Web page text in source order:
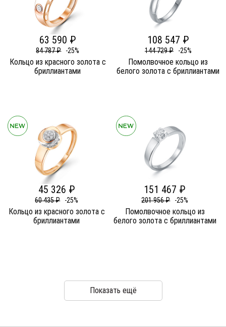
63 590 ₽
84 787 ₽ -25%
Кольцо из красного золота c
бриллиантами
108 547 ₽
144 729 ₽ -25%
Помолвочное кольцо из
белого золота c бриллиантами
45 326 ₽
60 435 ₽ -25%
Кольцо из красного золота c
бриллиантами
151 467 ₽
201 956 ₽ -25%
Помолвочное кольцо из
белого золота c бриллиантами
Показать ещё